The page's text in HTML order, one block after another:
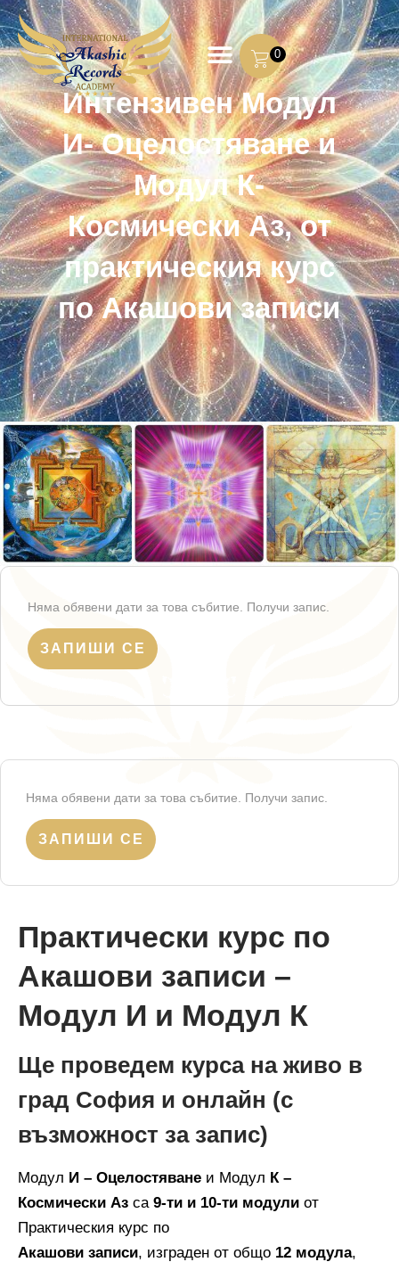
0
Интензивен Модул
И- Оцелостяване и
Модул К-
Космически Аз, от
практическия курс
по Акашови записи
Няма обявени дати за това събитие. Получи запис.
ЗАПИШИ СЕ
Няма обявени дати за това събитие. Получи запис.
ЗАПИШИ СЕ
Практически курс по
Акашови записи –
Модул И и Модул К
Ще проведем курса на живо в
град София и онлайн (с
възможност за запис)
Модул И – Оцелостяване и Модул К –
Космически Аз са 9-ти и 10-ти модули от
Практическия курс по
Акашови записи, изграден от общо 12 модула,